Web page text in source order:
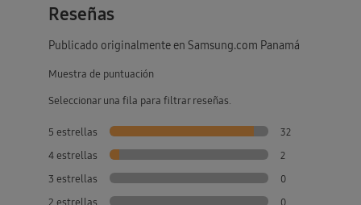
Reseñas
Publicado originalmente en Samsung.com Panamá
Muestra de puntuación
Seleccionar una fila para filtrar reseñas.
5 estrellas 32
4 estrellas 2
3 estrellas 0
2 estrellas 0